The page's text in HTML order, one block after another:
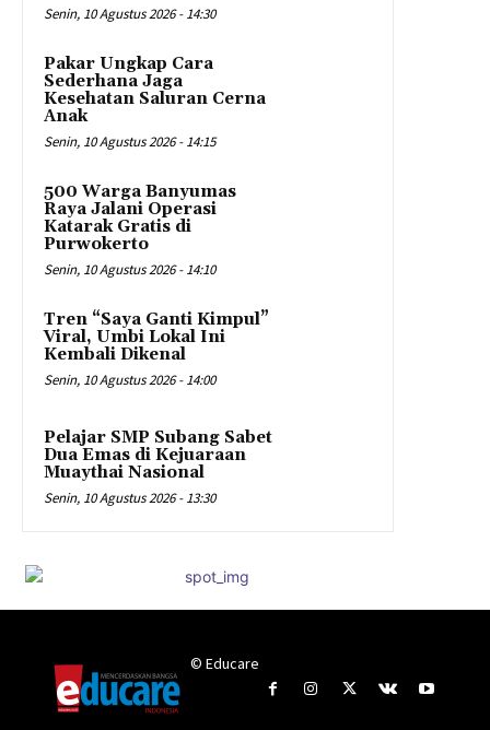
Senin, 10 Agustus 2026 - 14:30
Pakar Ungkap Cara
Sederhana Jaga
Kesehatan Saluran Cerna
Anak
Senin, 10 Agustus 2026 - 14:15
500 Warga Banyumas
Raya Jalani Operasi
Katarak Gratis di
Purwokerto
Senin, 10 Agustus 2026 - 14:10
Tren “Saya Ganti Kimpul”
Viral, Umbi Lokal Ini
Kembali Dikenal
Senin, 10 Agustus 2026 - 14:00
Pelajar SMP Subang Sabet
Dua Emas di Kejuaraan
Muaythai Nasional
Senin, 10 Agustus 2026 - 13:30
© Educare